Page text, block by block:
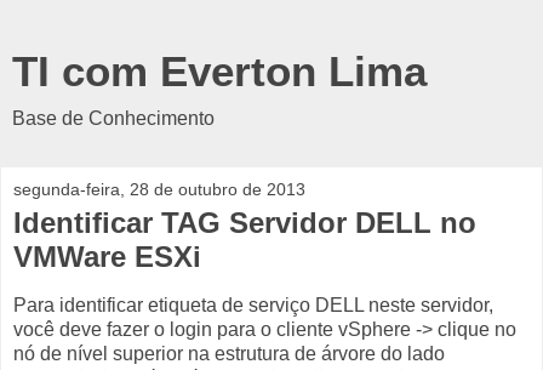
TI com Everton Lima
Base de Conhecimento
segunda-feira, 28 de outubro de 2013
Identificar TAG Servidor DELL no
VMWare ESXi
Para identificar etiqueta de serviço DELL neste servidor,
você deve fazer o login para o cliente vSphere -> clique no
nó de nível superior na estrutura de árvore do lado